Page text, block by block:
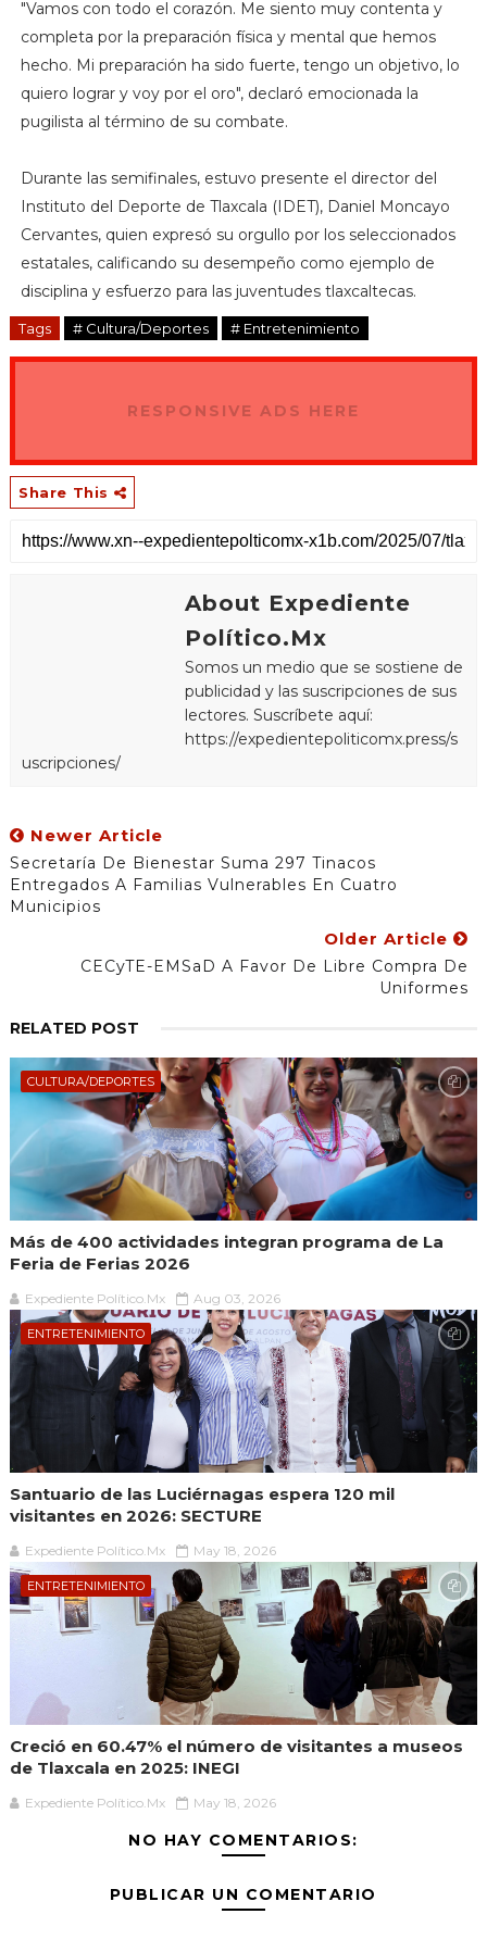
"Vamos con todo el corazón. Me siento muy contenta y
completa por la preparación física y mental que hemos
hecho. Mi preparación ha sido fuerte, tengo un objetivo, lo
quiero lograr y voy por el oro", declaró emocionada la
pugilista al término de su combate.
Durante las semifinales, estuvo presente el director del
Instituto del Deporte de Tlaxcala (IDET), Daniel Moncayo
Cervantes, quien expresó su orgullo por los seleccionados
estatales, calificando su desempeño como ejemplo de
disciplina y esfuerzo para las juventudes tlaxcaltecas.
Tags # Cultura/Deportes # Entretenimiento
RESPONSIVE ADS HERE
Share This
About Expediente
Político.Mx
Somos un medio que se sostiene de
publicidad y las suscripciones de sus
lectores. Suscríbete aquí:
https://expedientepoliticomx.press/s
uscripciones/
Newer Article
Secretaría De Bienestar Suma 297 Tinacos
Entregados A Familias Vulnerables En Cuatro
Municipios
Older Article
CECyTE-EMSaD A Favor De Libre Compra De
Uniformes
RELATED POST
CULTURA/DEPORTES
Más de 400 actividades integran programa de La
Feria de Ferias 2026
Expediente Político.Mx Aug 03, 2026
ENTRETENIMIENTO
Santuario de las Luciérnagas espera 120 mil
visitantes en 2026: SECTURE
Expediente Político.Mx May 18, 2026
ENTRETENIMIENTO
Creció en 60.47% el número de visitantes a museos
de Tlaxcala en 2025: INEGI
Expediente Político.Mx May 18, 2026
NO HAY COMENTARIOS:
PUBLICAR UN COMENTARIO